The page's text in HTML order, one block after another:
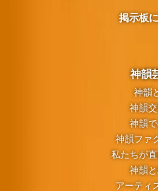
神韻
神韻
神韻
神韻
神韻ファ
私たちが
神韻
アーティ
掲示板